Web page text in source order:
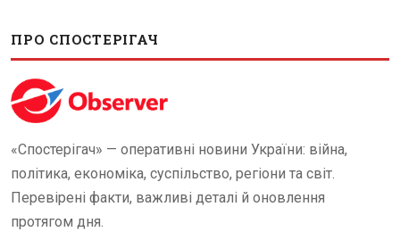
ПРО СПОСТЕРІГАЧ
«Спостерігач» — оперативні новини України: війна,
політика, економіка, суспільство, регіони та світ.
Перевірені факти, важливі деталі й оновлення
протягом дня.